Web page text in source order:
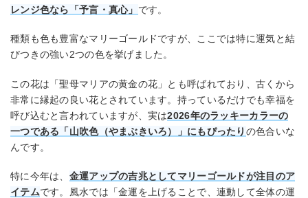
レンジ色なら「予言・真心」 です。
種類も色も豊富なマリーゴールドですが、ここでは特に運気と結
びつきの強い2つの色を挙げました。
この花は「聖母マリアの黄金の花」とも呼ばれており、古くから
非常に縁起の良い花とされています。持っているだけでも幸福を
呼び込むと言われていますが、実は2026年のラッキーカラーの
一つである「山吹色（やまぶきいろ）」にもぴったり の色合いな
んです。
特に今年は、 金運アップの吉兆としてマリーゴールドが注目のア
イテムです。風水では「金運を上げることで、連動して全体の運